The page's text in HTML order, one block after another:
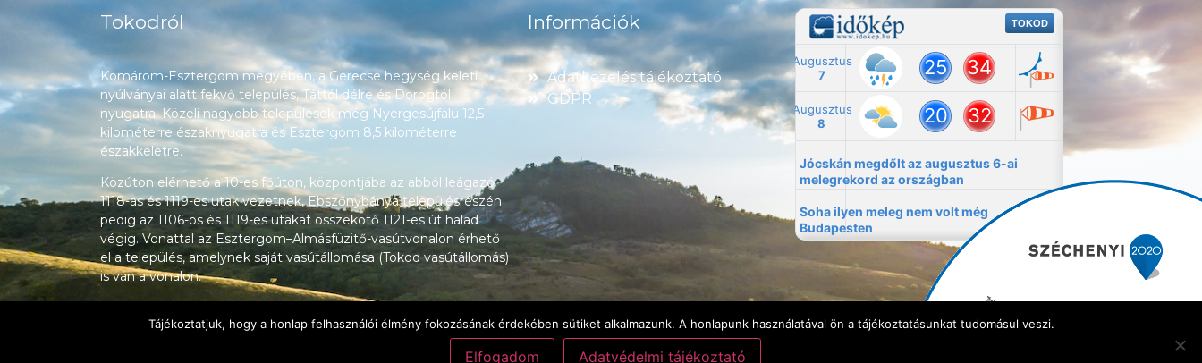
Tokodról
Komárom-Esztergom megyében, a Gerecse hegység keleti
nyúlványai alatt fekvő település, Táttól délre és Dorogtól
nyugatra. Közeli nagyobb települések még Nyergesújfalu 12,5
kilométerre északnyugatra és Esztergom 8,5 kilométerre
északkeletre.
Közúton elérhető a 10-es főúton, központjába az abból leágazó
1118-as és 1119-es utak vezetnek, Ebszőnybánya településrészén
pedig az 1106-os és 1119-es utakat összekötő 1121-es út halad
végig. Vonattal az Esztergom–Almásfüzitő-vasútvonalon érhető
el a település, amelynek saját vasútállomása (Tokod vasútállomás)
is van a vonalon.
Információk
Adatkezelés tájékoztató
GDPR
Tájékoztatjuk, hogy a honlap felhasználói élmény fokozásának érdekében sütiket alkalmazunk. A honlapunk használatával ön a tájékoztatásunkat tudomásul veszi.
Elfogadom Adatvédelmi tájékoztató